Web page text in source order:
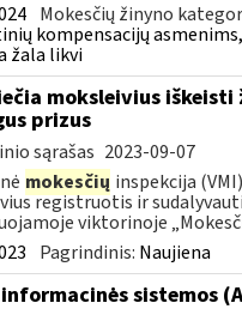
Mokesčių žinyno
kompensacijų
žala likvi
moksleivius iškeisti
prizus
sąrašas 2023-09-07
mokesčių inspekcija
registruotis ir
viktorinoje
Pagrindinis: Naujiena
sistemos